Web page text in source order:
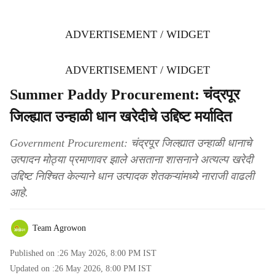
ADVERTISEMENT / WIDGET
ADVERTISEMENT / WIDGET
Summer Paddy Procurement: चंद्रपूर
जिल्ह्यात उन्हाळी धान खरेदीचे उद्दिष्ट मर्यादित
Government Procurement: चंद्रपूर जिल्ह्यात उन्हाळी धानाचे
उत्पादन मोठ्या प्रमाणावर झाले असताना शासनाने अत्यल्प खरेदी
उद्दिष्ट निश्चित केल्याने धान उत्पादक शेतकऱ्यांमध्ये नाराजी वाढली
आहे.
Team Agrowon
Published on :26 May 2026, 8:00 PM IST
Updated on :26 May 2026, 8:00 PM IST